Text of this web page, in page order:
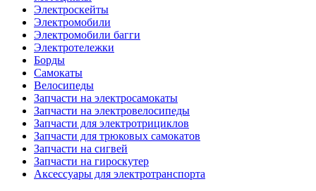
Электроскейты
Электромобили
Электромобили багги
Электротележки
Борды
Самокаты
Велосипеды
Запчасти на электросамокаты
Запчасти на электровелосипеды
Запчасти для электротрициклов
Запчасти для трюковых самокатов
Запчасти на сигвей
Запчасти на гироскутер
Аксессуары для электротранспорта